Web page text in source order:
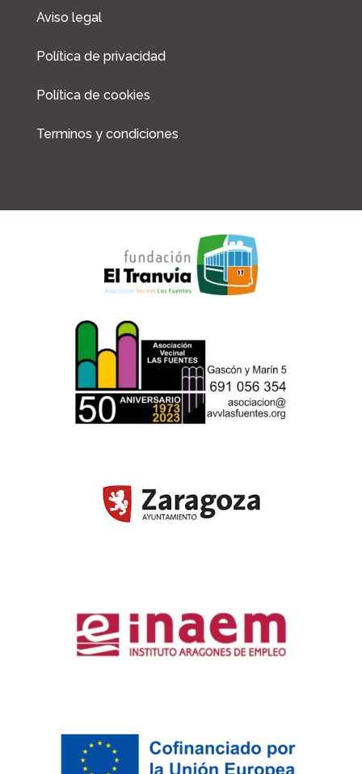
Aviso legal
Política de privacidad
Política de cookies
Terminos y condiciones